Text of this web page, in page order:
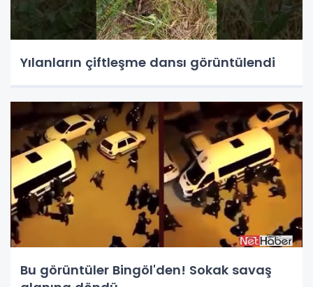
Yılanların çiftleşme dansı görüntülendi
Bu görüntüler Bingöl'den! Sokak savaş